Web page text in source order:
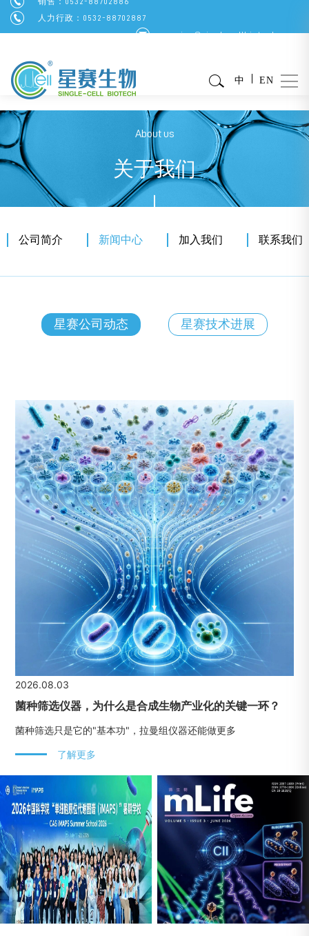
销售：0532-88702886
人力行政：0532-88702887
service@singlecellbiotech.com
中 EN
About us
关于我们
公司简介 新闻中心 加入我们 联系我们
星赛公司动态 星赛技术进展
2026.08.03
菌种筛选仪器，为什么是合成生物产业化的关键一环？
菌种筛选只是它的"基本功"，拉曼组仪器还能做更多
了解更多